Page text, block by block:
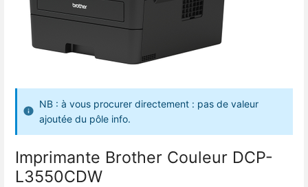
NB : à vous procurer directement : pas de valeur
ajoutée du pôle info.
Imprimante Brother Couleur DCP-
L3550CDW